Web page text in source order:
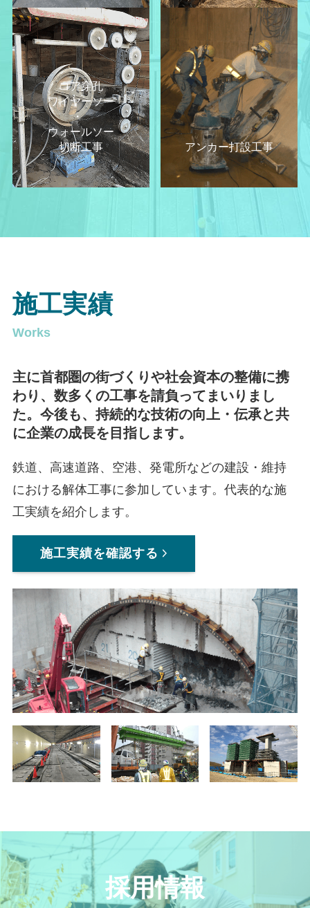
コア穿孔
ワイヤーソー
・
ウォールソー
切断工事
アンカー打設工事
施工実績
Works
主に首都圏の街づくりや社会資本の整備に携
わり、 数多くの工事を請負ってまいりまし
た。 今後も、持続的な技術の向上・伝承と共
に企業の成長を目指します。
鉄道、高速道路、空港、発電所などの建設・維持
における解体工事に参加しています。代表的な施
工実績を紹介します。
施工実績を確認する
採用情報